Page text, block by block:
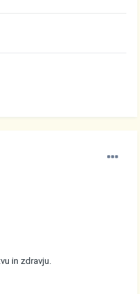
in zdravju.